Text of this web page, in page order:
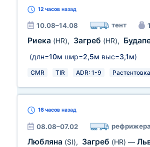
12 часов назад
10.08–14.08 тент
Риека (HR), Загреб (HR),
(длн=10м шир=2,5м выс=3,1м)
CMR TIR ADR: 1-9 Растентовка
16 часов назад
08.08–07.02
Любляна (SI), Загреб (HR) —